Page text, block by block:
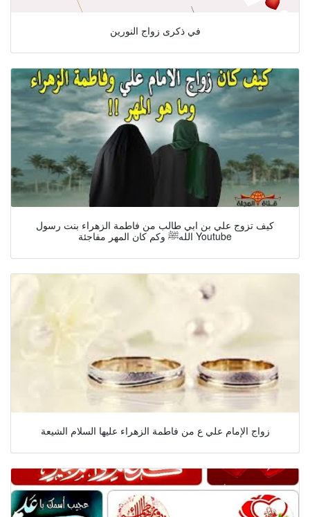
في ذكرى زواج النورين
كيف تزوج علي بن ابي طالب من فاطمة الزهراء بنت رسول
اللهﷺ وكم كان المهر مفاجئة Youtube
زواج الإمام علي ع من فاطمة الزهراء عليها السلام الشیعة